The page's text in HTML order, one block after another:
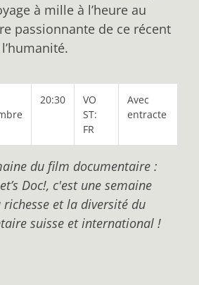
à mille à l’heure au
passionnante de ce récent
20:30
VO
ST:
FR
Avec
entracte
du film documentaire :
Doc!, c'est une semaine
et la diversité du
suisse et international !